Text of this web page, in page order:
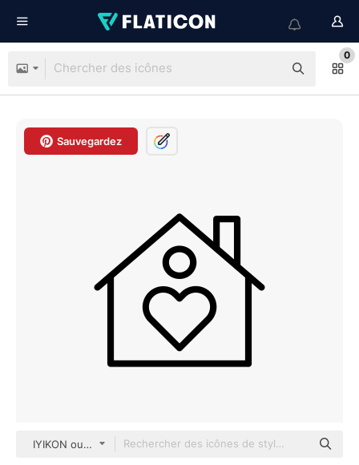
0
Sauvegardez
IYIKON outline